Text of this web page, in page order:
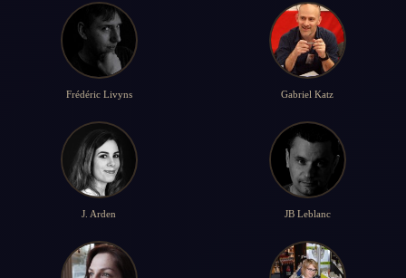
Frédéric Livyns Gabriel Katz
J. Arden JB Leblanc